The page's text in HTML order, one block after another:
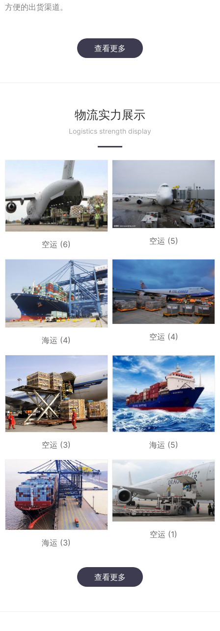
方便的出货渠道。
查看更多
物流实力展示
Logistics strength display
空运 (6) 空运 (5)
海运 (4) 空运 (4)
空运 (3) 海运 (5)
海运 (3)
空运 (1)
查看更多